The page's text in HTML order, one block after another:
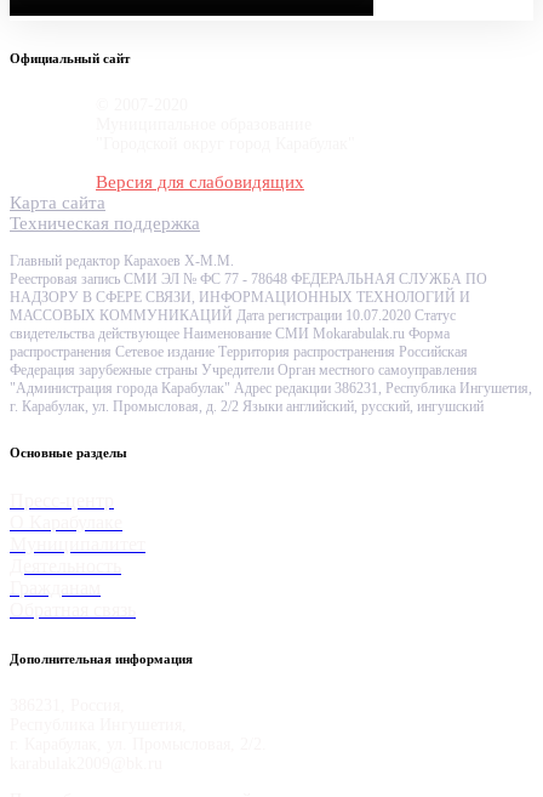
Официальный сайт
Версия для слабовидящих
Карта сайта
Техническая поддержка
Главный редактор Карахоев Х-М.М.
Реестровая запись СМИ ЭЛ № ФС 77 - 78648 ФЕДЕРАЛЬНАЯ СЛУЖБА ПО
НАДЗОРУ В СФЕРЕ СВЯЗИ, ИНФОРМАЦИОННЫХ ТЕХНОЛОГИЙ И
МАССОВЫХ КОММУНИКАЦИЙ Дата регистрации 10.07.2020 Статус
свидетельства действующее Наименование СМИ Mokarabulak.ru Форма
распространения Сетевое издание Территория распространения Российская
Федерация зарубежные страны Учредители Орган местного самоуправления
"Администрация города Карабулак" Адрес редакции 386231, Республика Ингушетия,
г. Карабулак, ул. Промысловая, д. 2/2 Языки английский, русский, ингушский
Основные разделы
Дополнительная информация